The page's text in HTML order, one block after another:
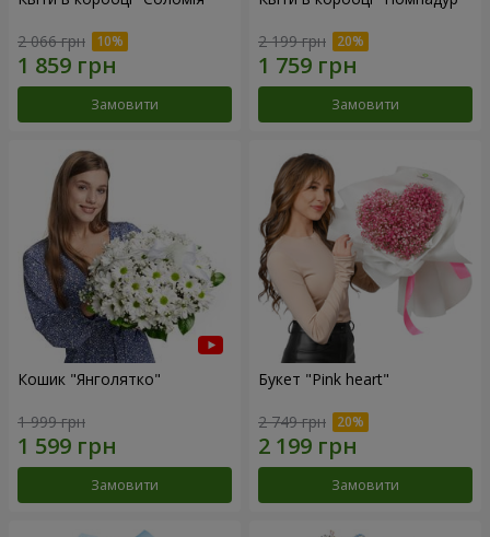
2 066 грн
Замовити
2 199 грн
Замовити
Кошик "Янголятко"
1 999 грн
Замовити
Букет "Pink heart"
2 749 грн
Замовити